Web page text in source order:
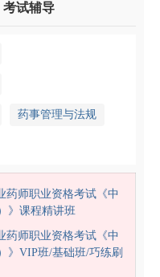
考试辅导
药事管理与法规
药师职业资格考试《中
》课程精讲班
药师职业资格考试《中
》VIP班/基础班/巧练刷